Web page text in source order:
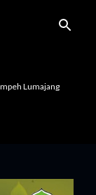
Lumajang